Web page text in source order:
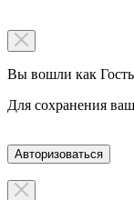
Вы вошли как
Для сохранения
Авторизоваться